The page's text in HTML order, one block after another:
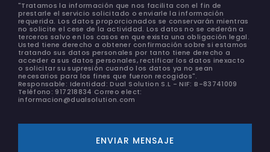
"Tratamos la información que nos facilita con el fin de
prestarle el servicio solicitado o enviarle la información
requerida. Los datos proporcionados se conservarán mientras
no solicite el cese de la actividad. Los datos no se cederán a
terceros salvo en los casos en que exista una obligación legal.
Usted tiene derecho a obtener confirmación sobre si estamos
tratando sus datos personales por tanto tiene derecho a
acceder a sus datos personales, rectificar los datos inexacto
o solicitar su supresión cuando los datos ya no sean
necesarios para los fines que fueron recogidos".
Responsable: Identidad: Dual Solution S.L - NIF: B-83741009
Teléfono: 917218834 Correo elect:
informacion@dualsolution.com
ENVIAR MENSAJE